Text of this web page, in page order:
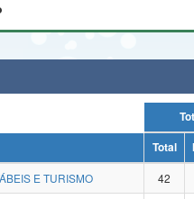
Geral da União
Total
E TURISMO
42